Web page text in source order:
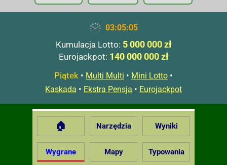
03:05:06
Kumulacja Lotto: 5 000 000 zł
Eurojackpot: 140 000 000 zł
Piątek • Multi Multi • Mini Lotto •
Kaskada • Ekstra Pensja • Eurojackpot
🏠 Narzędzia Wyniki
Wygrane Mapy Typowania